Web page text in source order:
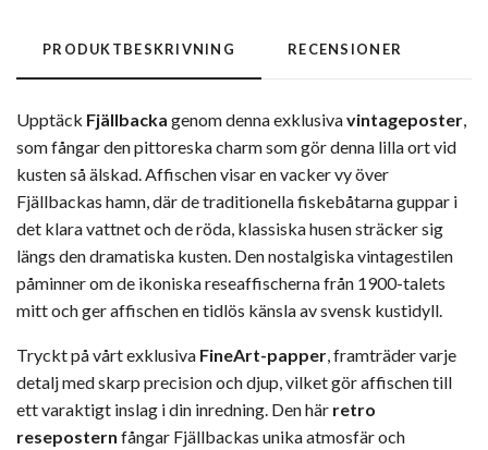
PRODUKTBESKRIVNING RECENSIONER
Upptäck Fjällbacka genom denna exklusivavintageposter
som fångar den pittoreska charm som gör denna lilla ort vid
kusten så älskad. Affischen visar en vacker vy över
Fjällbackas hamn, där de traditionella fiskebåtarna guppar i
det klara vattnet och de röda, klassiska husen sträcker sig
längs den dramatiska kusten. Den nostalgiska vintagestilen
påminner om de ikoniska reseaffischerna från 1900-talets
mitt och ger affischen en tidlös känsla av svensk kustidyll.
Tryckt på vårt exklusiva FineArt-papper , framträder varje
detalj med skarp precision och djup, vilket gör affischen till
ett varaktigt inslag i din inredning. Den här retro
resepostern fångar Fjällbackas unika atmosfär och